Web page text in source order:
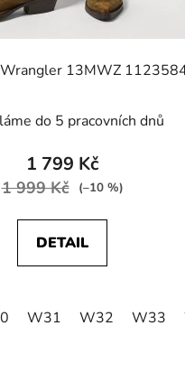
13MWZ
do 5 pracovních dnů
1 799 Kč
1 999 Kč (–10 %)
DETAIL
W31 W32 W33